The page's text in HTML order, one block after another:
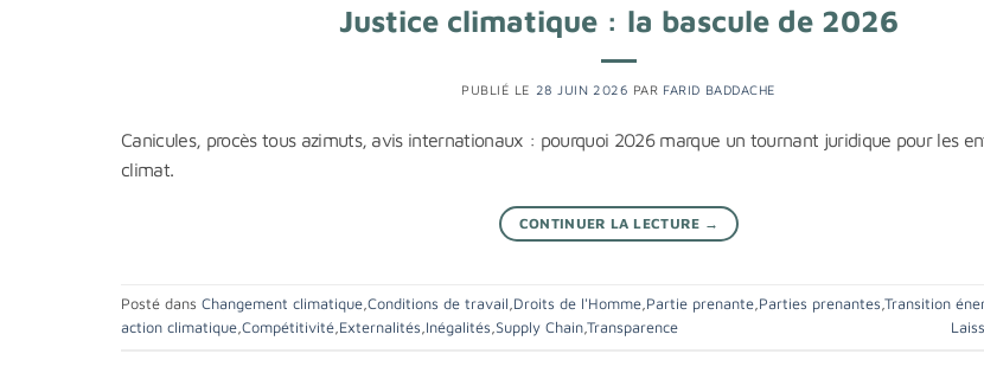
Justice climatique : la bascule de 2026
PUBLIÉ LE 28 JUIN 2026 PAR FARID BADDACHE
Canicules, procès tous azimuts, avis internationaux : pourquoi 2026 marque un tournant juridique pour les
climat.
CONTINUER LA LECTURE →
Posté dans Changement climatique,Conditions de travail,Droits de l'Homme,Partie prenante,Parties prenantes,Transition
action climatique,Compétitivité,Externalités,Inégalités,Supply Chain,Transparence